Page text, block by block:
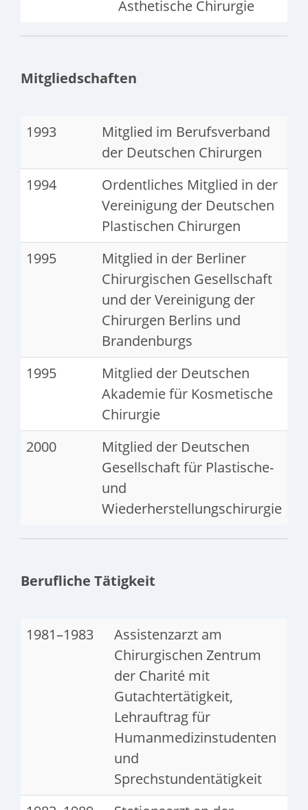
Ästhetische Chirurgie
Mitgliedschaften
1993
Mitglied im Berufsverband
der Deutschen Chirurgen
1994
Ordentliches Mitglied in der
Vereinigung der Deutschen
Plastischen Chirurgen
1995
Mitglied in der Berliner
Chirurgischen Gesellschaft
und der Vereinigung der
Chirurgen Berlins und
Brandenburgs
1995
Mitglied der Deutschen
Akademie für Kosmetische
Chirurgie
2000
Mitglied der Deutschen
Gesellschaft für Plastische-
und
Wiederherstellungschirurgie
Berufliche Tätigkeit
1981–1983
Assistenzarzt am
Chirurgischen Zentrum
der Charité mit
Gutachtertätigkeit,
Lehrauftrag für
Humanmedizinstudenten
und
Sprechstundentätigkeit